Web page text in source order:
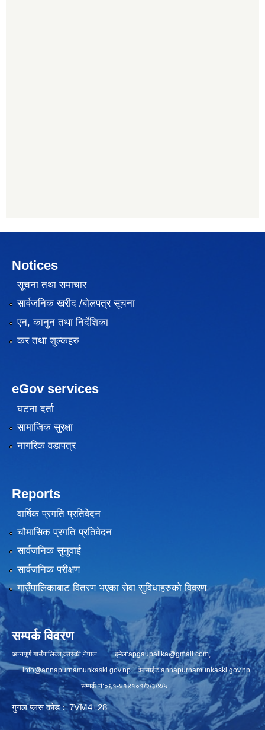
Notices
सूचना तथा समाचार
सार्वजनिक खरीद /बोलपत्र सूचना
एन, कानुन तथा निर्देशिका
कर तथा शुल्कहरु
eGov services
घटना दर्ता
सामाजिक सुरक्षा
नागरिक वडापत्र
Reports
वार्षिक प्रगति प्रतिवेदन
चौमासिक प्रगति प्रतिवेदन
सार्वजनिक सुनुवाई
सार्वजनिक परीक्षण
गाउँपालिकाबाट वितरण भएका सेवा सुविधाहरुको विवरण
सम्पर्क विवरण
अन्नपूर्ण गाउँपालिका,कास्की,नेपाल इमेल:apgaupalika@gmail.com,
info@annapurnamunkaski.gov.npवेबसाईट:annapurnamunkaski.gov.np
सम्पर्क नं:०६१-४१४१०१/२/३/४/५
गुगल प्लस कोड : 7VM4+28